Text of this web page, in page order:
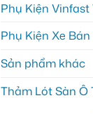
Phụ Kiện Vinfast
Phụ Kiện Xe Bán
Sản phẩm khác
Thảm Lót Sàn Ô